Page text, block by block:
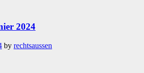
2024
by rechtsaussen